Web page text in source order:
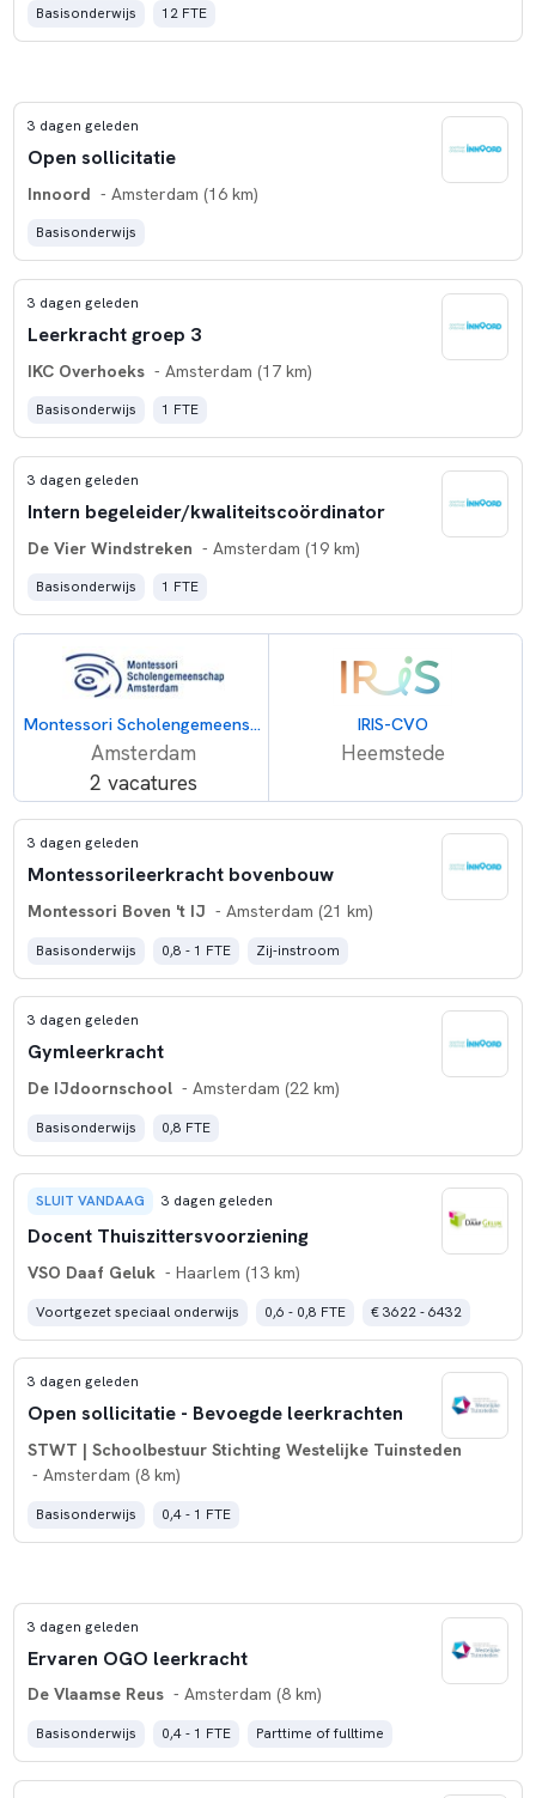
Basisonderwijs 12 FTE
3 dagen geleden
Open sollicitatie
Innoord - Amsterdam (16 km)
Basisonderwijs
3 dagen geleden
Leerkracht groep 3
IKC Overhoeks - Amsterdam (17 km)
Basisonderwijs 1 FTE
3 dagen geleden
Intern begeleider/kwaliteitscoördinator
De Vier Windstreken - Amsterdam (19 km)
Basisonderwijs 1 FTE
Montessori Scholengemeenschap Amsterdam
Amsterdam
2 vacatures
IRIS-CVO
Heemstede
3 dagen geleden
Montessorileerkracht bovenbouw
Montessori Boven 't IJ - Amsterdam (21 km)
Basisonderwijs 0,8 - 1 FTE Zij-instroom
3 dagen geleden
Gymleerkracht
De IJdoornschool - Amsterdam (22 km)
Basisonderwijs 0,8 FTE
SLUIT VANDAAG 3 dagen geleden
Docent Thuiszittersvoorziening
VSO Daaf Geluk - Haarlem (13 km)
Voortgezet speciaal onderwijs 0,6 - 0,8 FTE € 3622 - 6432
3 dagen geleden
Open sollicitatie - Bevoegde leerkrachten
STWT | Schoolbestuur Stichting Westelijke Tuinsteden
- Amsterdam (8 km)
Basisonderwijs 0,4 - 1 FTE
3 dagen geleden
Ervaren OGO leerkracht
De Vlaamse Reus - Amsterdam (8 km)
Basisonderwijs 0,4 - 1 FTE Parttime of fulltime